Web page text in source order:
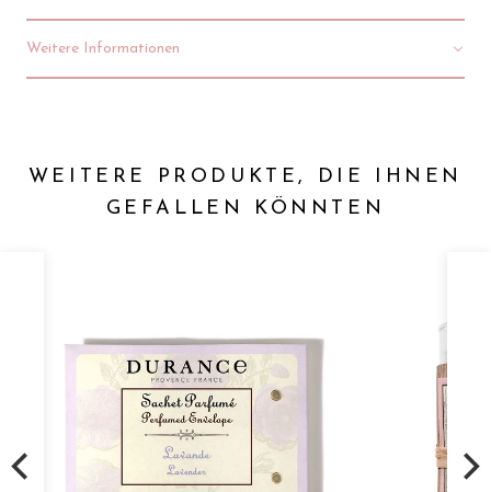
Weitere Informationen
WEITERE PRODUKTE, DIE IHNEN
GEFALLEN KÖNNTEN